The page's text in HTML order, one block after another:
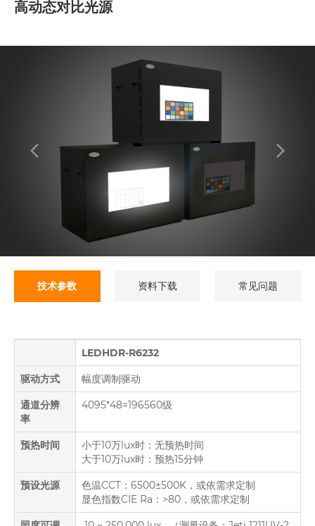
高动态对比光源
技术参数 资料下载 常见问题
LEDHDR-R6232
驱动方式 幅度调制驱动
通道分辨
率
4095*48=196560级
预热时间
小于10万lux时：无预热时间
大于10万lux时：预热15分钟
预设光源
色温CCT：6500±500K，或依需求定制
显色指数CIE Ra：>80，或依需求定制